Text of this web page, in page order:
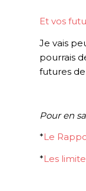
Et vos
Je vais
pourrais
futures
Pour en
*Le
*Les